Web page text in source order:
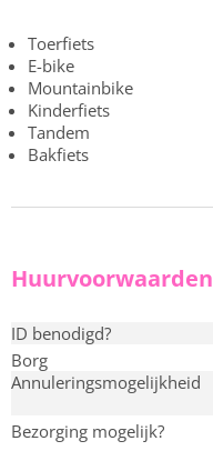
Toerfiets
E-bike
Mountainbike
Kinderfiets
Tandem
Bakfiets
Huurvoorwaarden
ID benodigd?
Borg
Annuleringsmogelijkheid
Bezorging mogelijk?